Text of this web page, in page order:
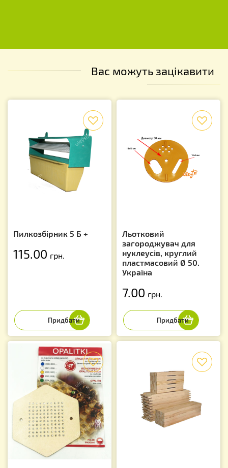
Вас можуть зацікавити
Пилкозбірник 5 Б +
115.00 грн.
Льотковий
загороджувач для
нуклеусів, круглий
пластмасовий Ø 50.
Україна
7.00 грн.